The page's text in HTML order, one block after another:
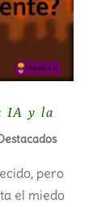
IA y la
pero
el miedo